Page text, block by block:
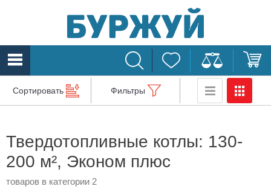
Сортировать Фильтры
Твердотопливные котлы: 130-
200 м², Эконом плюс
товаров в категории 2